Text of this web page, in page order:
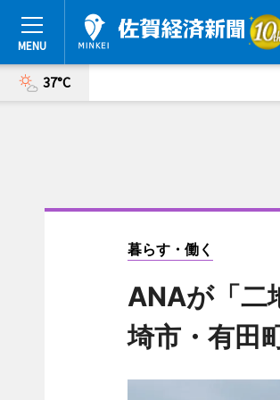
37°C
暮らす・働く
ANAが「二
埼市・有田